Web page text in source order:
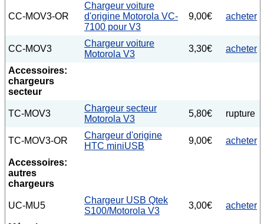
CC-MOV3-OR
Chargeur voiture
d'origine Motorola VC-
7100 pour V3
9,00€ acheter
CC-MOV3
Chargeur voiture
Motorola V3
3,30€ acheter
Accessoires:
chargeurs
secteur
TC-MOV3
Chargeur secteur
Motorola V3
5,80€ rupture
TC-MOV3-OR
Chargeur d'origine
HTC miniUSB
9,00€ acheter
Accessoires:
autres
chargeurs
UC-MU5
Chargeur USB Qtek
S100/Motorola V3
3,00€ acheter